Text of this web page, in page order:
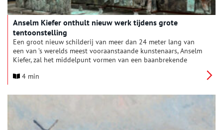
Anselm Kiefer onthult nieuw werk tijdens grote
tentoonstelling
Een groot nieuw schilderij van meer dan 24 meter lang van
een van ’s werelds meest vooraanstaande kunstenaars, Anselm
Kiefer, zal het middelpunt vormen van een baanbrekende
volgend voorjaar.
4 min